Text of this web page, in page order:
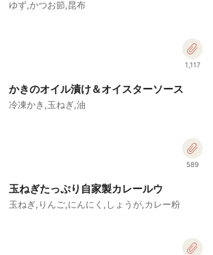
ゆず,かつお節,昆布
1,117
かきのオイル漬け＆オイスターソース
冷凍かき,玉ねぎ,油
589
玉ねぎたっぷり自家製カレールウ
玉ねぎ,りんご,にんにく,しょうが,カレー粉